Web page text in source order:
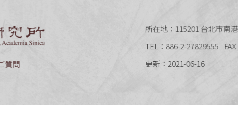
質問
所在地：115201 台北市南
TEL：886-2-27829555
更新：2021-06-16